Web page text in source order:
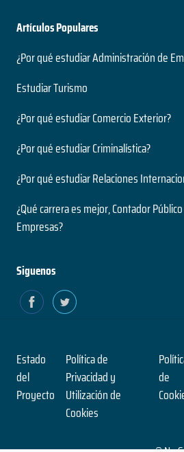
Artículos Populares
¿Por qué estudiar Administración de
Estudiar Turismo
¿Por qué estudiar Comercio Exterior?
¿Por qué estudiar Criminalística?
¿Por qué estudiar Relaciones
¿Qué carrera es mejor, Contador
Empresas?
Siguenos
Estado
del
Proyecto
Política de
Privacidad y
Utilización de
Cookies
de